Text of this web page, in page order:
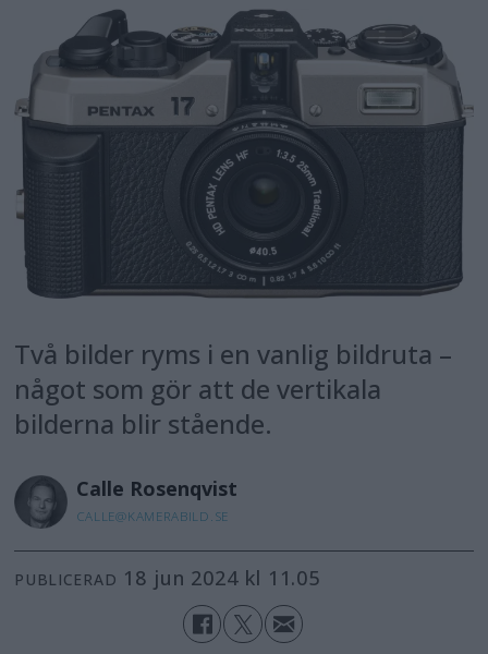
Två bilder ryms i en vanlig bildruta –
något som gör att de vertikala
bilderna blir stående.
Calle Rosenqvist
CALLE@KAMERABILD.SE
PUBLICERAD 18 jun 2024 kl 11.05